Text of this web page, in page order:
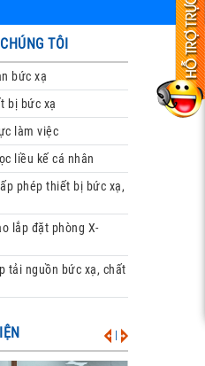
TÔI
bức xạ
bị bức xạ
làm việc
liều kế cá nhân
phép thiết bị bức xạ,
lắp đặt phòng X-
tải nguồn bức xạ, chất